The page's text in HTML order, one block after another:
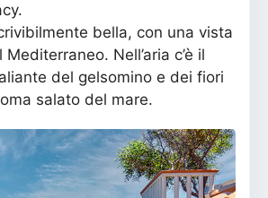
bella, con una vista
Nell’aria c’è il
del gelsomino e dei fiori
salato del mare.